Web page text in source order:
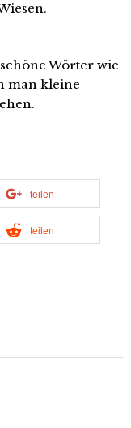
Wörter wie
man kleine
teilen
teilen